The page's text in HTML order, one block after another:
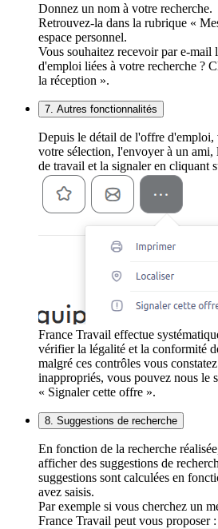
Donnez un nom à votre recherche.
Retrouvez-la dans la rubrique «
espace personnel.
Vous souhaitez recevoir par e-mail
d'emploi liées à votre recherche ?
la réception ».
7. Autres fonctionnalités
Depuis le détail de l'offre d'emploi,
votre sélection, l'envoyer à un
de travail et la signaler en cliquant
France Travail effectue
vérifier la légalité et la conformité
malgré ces contrôles vous
inappropriés, vous pouvez nous le
« Signaler cette offre ».
8. Suggestions de recherche
En fonction de la recherche
afficher des suggestions de
suggestions sont calculées en
avez saisis.
Par exemple si vous cherchez un
France Travail peut vous proposer :